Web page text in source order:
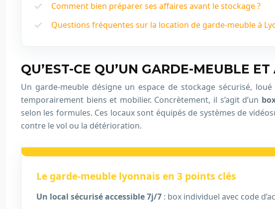
Comment bien préparer ses affaires avant le stockage ?
Questions fréquentes sur la location de garde-meuble à
QU’EST-CE QU’UN GARDE-MEUBLE
Un garde-meuble désigne un espace de stockage sécurisé,
temporairement biens et mobilier. Concrètement, il s’agit d’un
selon les formules. Ces locaux sont équipés de systèmes de
contre le vol ou la détérioration.
Le garde-meuble lyonnais en 3 points clés
Un local sécurisé accessible 7j/7 : box individuel avec code